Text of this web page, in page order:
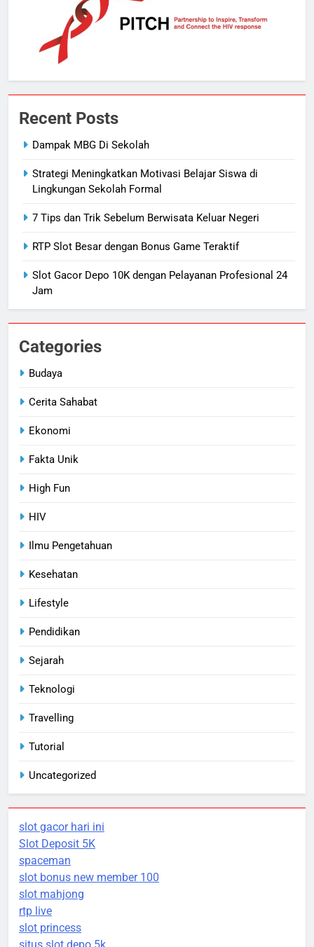
Recent Posts
Dampak MBG Di Sekolah
Strategi Meningkatkan Motivasi Belajar Siswa di
Lingkungan Sekolah Formal
7 Tips dan Trik Sebelum Berwisata Keluar Negeri
RTP Slot Besar dengan Bonus Game Teraktif
Slot Gacor Depo 10K dengan Pelayanan Profesional 24
Jam
Categories
Budaya
Cerita Sahabat
Ekonomi
Fakta Unik
High Fun
HIV
Ilmu Pengetahuan
Kesehatan
Lifestyle
Pendidikan
Sejarah
Teknologi
Travelling
Tutorial
Uncategorized
slot gacor hari ini
Slot Deposit 5K
spaceman
slot bonus new member 100
slot mahjong
rtp live
slot princess